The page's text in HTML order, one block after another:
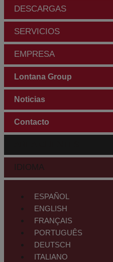
DESCARGAS
SERVICIOS
EMPRESA
Lontana Group
Noticias
Contacto
IDIOMA
ESPAÑOL
ENGLISH
FRANÇAIS
PORTUGUÊS
DEUTSCH
ITALIANO